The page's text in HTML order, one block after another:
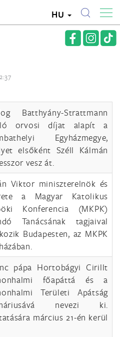
HU
Batthyány-Strattmann
orvosi díjat alapít a
Egyházmegye,
elsőként Széll Kálmán
vesz át.
Viktor miniszterelnök és
a Magyar Katolikus
Konferencia (MKPK)
Tanácsának tagjaival
Budapesten, az MKPK
pápa Hortobágyi Cirillt
főapáttá és a
Területi Apátság
nevezi ki.
március 21-én kerül